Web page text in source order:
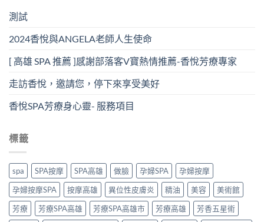
測試
2024香悅與ANGELA老師人生使命
[ 高雄 SPA 推薦 ]感謝部落客V寶熱情推薦-香悅芳療專家
走訪香悅，邀請您，停下來享受美好
香悅SPA芳療身心靈- 服務項目
標籤
spa SPA按摩 SPA高雄 做臉 孕婦SPA
孕婦按摩
孕婦按摩SPA
按摩高雄 異位性皮膚炎 精油 美容
美術館
芳療
芳療SPA高雄 芳療SPA高雄市 芳療高雄
芳香五星術